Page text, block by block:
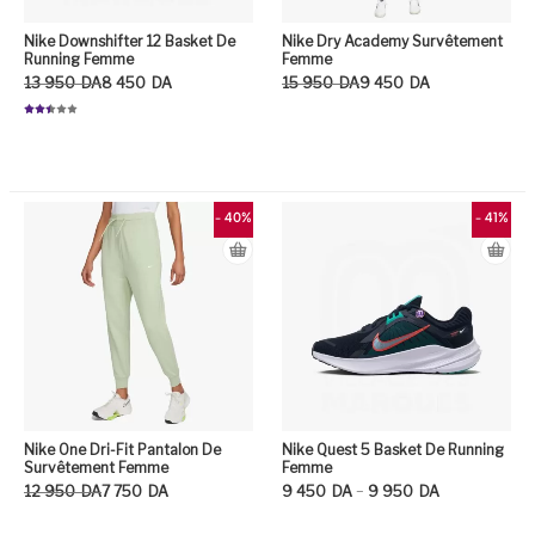
Nike Downshifter 12 Basket De
Running Femme
13 950 DA
Le prix initial était : 13 950DA.
8 450 DA
Le prix actuel est : 8 450DA.
Nike Dry Academy Survêtement
Femme
15 950 DA
Le prix initial était : 15 950DA.
9 450 DA
Le prix actuel est : 9 450DA.
- 40%
Nike One Dri-Fit Pantalon De
Survêtement Femme
12 950 DA
Le prix initial était : 12 950DA.
7 750 DA
Le prix actuel est : 7 750DA.
- 41%
Nike Quest 5 Basket De Running
Femme
9 450 DA – 9 950 DA
Plage de prix : 9 450DA à 9 950DA